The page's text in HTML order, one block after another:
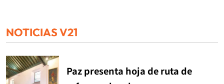
NOTICIAS V21
Paz presenta hoja de ruta de